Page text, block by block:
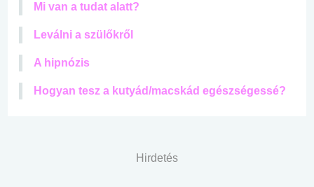
Mi van a tudat alatt?
Leválni a szülőkről
A hipnózis
Hogyan tesz a kutyád/macskád egészségessé?
Hirdetés